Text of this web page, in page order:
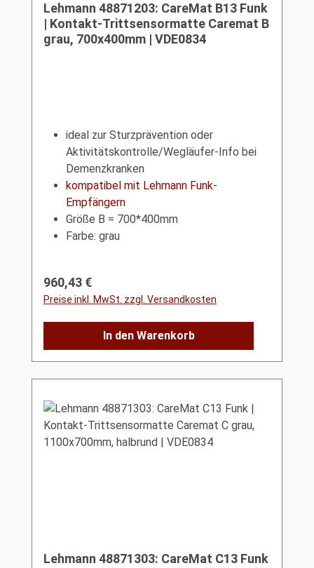
Lehmann 48871203: CareMat B13 Funk
| Kontakt-Trittsensormatte Caremat B
grau, 700x400mm | VDE0834
ideal zur Sturzprävention oder
Aktivitätskontrolle/Wegläufer-Info bei
Demenzkranken
kompatibel mit Lehmann Funk-
Empfängern
Größe B = 700*400mm
Farbe: grau
Regulärer Preis:
960,43 €
Preise inkl. MwSt. zzgl. Versandkosten
In den Warenkorb
Lehmann 48871303: CareMat C13 Funk